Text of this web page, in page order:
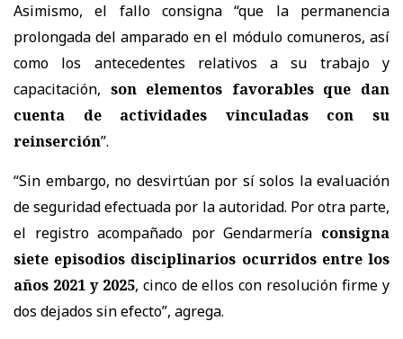
Asimismo, el fallo consigna “que la permanencia
prolongada del amparado en el módulo comuneros, así
como los antecedentes relativos a su trabajo y
capacitación, son elementos favorables que dan
cuenta de actividades vinculadas con su
reinserción”.
“Sin embargo, no desvirtúan por sí solos la evaluación
de seguridad efectuada por la autoridad. Por otra parte,
el registro acompañado por Gendarmería consigna
siete episodios disciplinarios ocurridos entre los
años 2021 y 2025, cinco de ellos con resolución firme y
dos dejados sin efecto”, agrega.